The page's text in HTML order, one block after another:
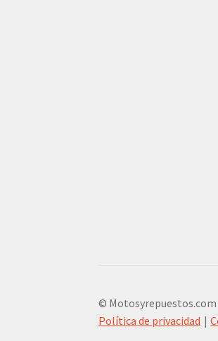
© Motosyrepuestos.com
Política de privacidad